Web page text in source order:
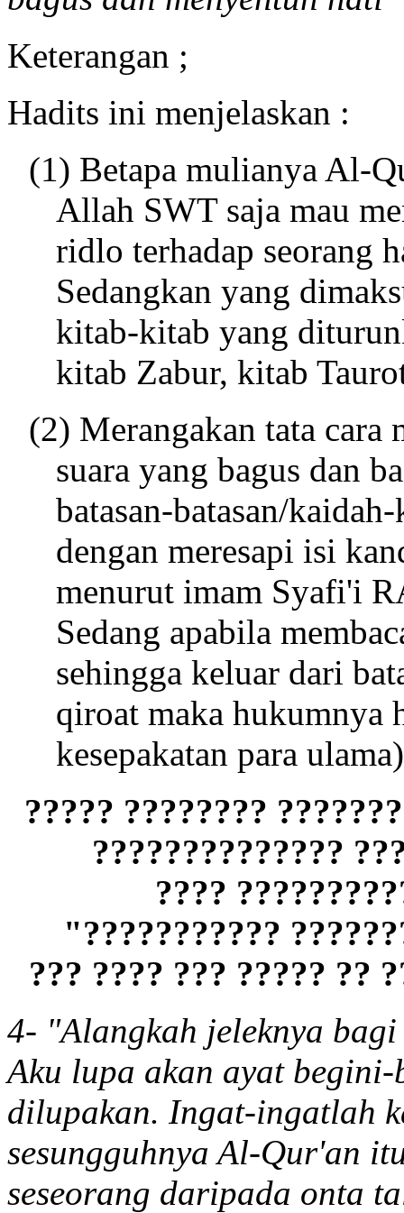
Keterangan ;
Hadits ini menjelaskan :
(1) Betapa mulianya Al-
Allah SWT saja mau
ridlo terhadap seorang
Sedangkan yang
kitab-kitab yang
kitab Zabur, kitab
(2) Merangakan tata cara
suara yang bagus dan
batasan-batasan/
dengan meresapi isi
menurut imam Syafi'i
Sedang apabila
sehingga keluar dari
qiroat maka hukumnya
kesepakatan para
??????????
?????? ??????
??????????
????????
"
???? ??????? ????? ??
4- "Alangkah jeleknya
Aku lupa akan ayat
dilupakan. Ingat-ingatlah
sesungguhnya Al-Qur'an
seseorang daripada onta